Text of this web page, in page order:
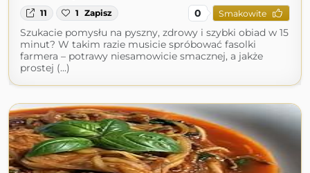
11 1 Zapisz 0 Smakowite
Szukacie pomysłu na pyszny, zdrowy i szybki obiad w 15
minut? W takim razie musicie spróbować fasolki
farmera – potrawy niesamowicie smacznej, a jakże
prostej (...)